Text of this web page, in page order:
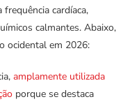
cardíaca,
calmantes. Abaixo,
ocidental em 2026:
amplamente utilizada
porque se destaca